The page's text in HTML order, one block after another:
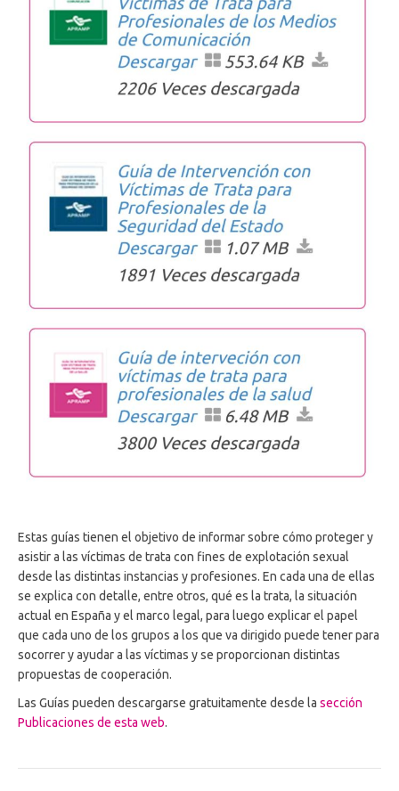
Estas guías tienen el objetivo de informar sobre cómo proteger y
asistir a las víctimas de trata con fines de explotación sexual
desde las distintas instancias y profesiones. En cada una de ellas
se explica con detalle, entre otros, qué es la trata, la situación
actual en España y el marco legal, para luego explicar el papel
que cada uno de los grupos a los que va dirigido puede tener para
socorrer y ayudar a las víctimas y se proporcionan distintas
propuestas de cooperación.
Las Guías pueden descargarse gratuitamente desde la sección
Publicaciones de esta web.